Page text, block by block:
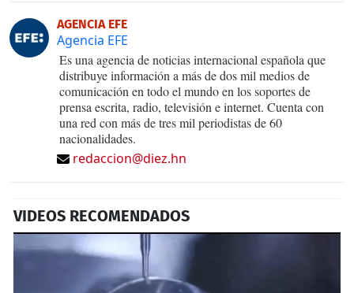
AGENCIA EFE
Agencia EFE
Es una agencia de noticias internacional española que
distribuye información a más de dos mil medios de
comunicación en todo el mundo en los soportes de
prensa escrita, radio, televisión e internet. Cuenta con
una red con más de tres mil periodistas de 60
nacionalidades.
redaccion@diez.hn
VIDEOS RECOMENDADOS